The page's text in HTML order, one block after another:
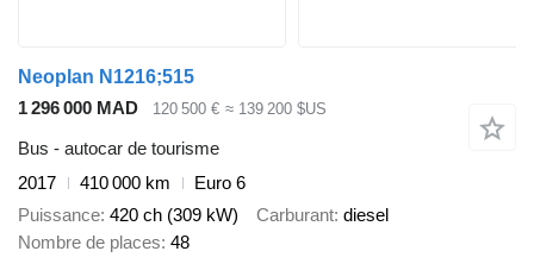
Neoplan N1216;515
1 296 000 MAD
120 500 € ≈ 139 200 $US
Bus - autocar de tourisme
2017
410 000 km
Euro 6
Puissance 420 ch (309 kW) Carburant diesel
Nombre de places 48